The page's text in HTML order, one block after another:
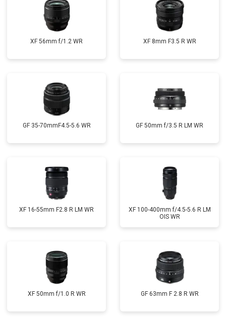
XF 56mm f/1.2 WR XF 8mm F3.5 R WR
GF 35-70mmF4.5-5.6 WR GF 50mm f/3.5 R LM WR
XF 16-55mm F2.8 R LM WR
XF 100-400mm f/4.5-5.6 R LM
OIS WR
XF 50mm f/1.0 R WR GF 63mm F 2.8 R WR